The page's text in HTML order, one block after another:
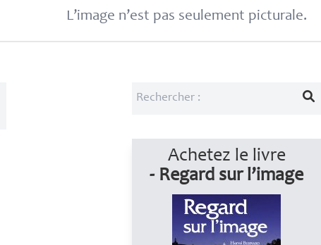
L’image n’est pas seulement picturale.
Achetez le livre
- Regard sur l’image